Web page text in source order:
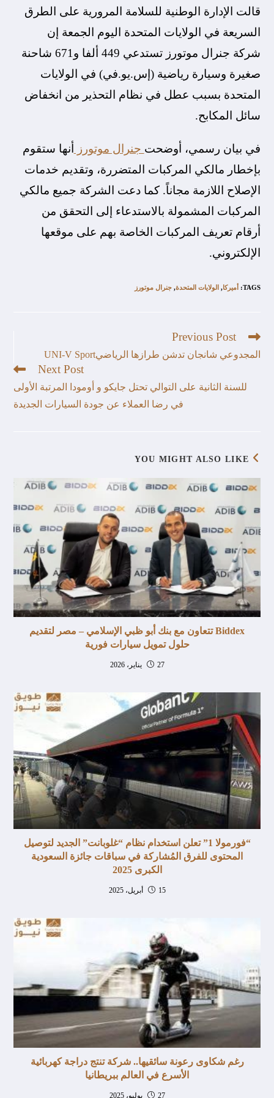
قالت الإدارة الوطنية للسلامة المرورية على الطرق
السريعة في الولايات المتحدة اليوم الجمعة إن
شركة جنرال موتورز تستدعي 449 ألفا و671 شاحنة
صغيرة وسيارة رياضية (إس.يو.في) في الولايات
المتحدة بسبب عطل في نظام التحذير من انخفاض
سائل المكابح.
في بيان رسمي، أوضحت جنرال موتورز أنها ستقوم
بإخطار مالكي المركبات المتضررة، وتقديم خدمات
الإصلاح اللازمة مجاناً. كما دعت الشركة جميع مالكي
المركبات المشمولة بالاستدعاء إلى التحقق من
أرقام تعريف المركبات الخاصة بهم على موقعها
الإلكتروني.
TAGS
:أميركا, الولايات المتحدة, جنرال موتورز
Previous Post
المجدوعي شانجان تدشن طرازها الرياضيUNI-V Sport
Next Post
للسنة الثانية على التوالي تحتل جايكو و أومودا المرتبة الأولى
في رضا العملاء عن جودة السيارات الجديدة
YOU MIGHT ALSO LIKE
Biddex تتعاون مع بنك أبو ظبي الإسلامي – مصر لتقديم
حلول تمويل سيارات فورية
27 يناير، 2026
“فورمولا 1” تعلن استخدام نظام “غلوبانت” الجديد لتوصيل
المحتوى للفرق المُشاركة في سباقات جائزة السعودية
الكبرى 2025
15 أبريل، 2025
رغم شكاوى رعونة سائقيها.. شركة تنتج دراجة كهربائية
الأسرع في العالم ببريطانيا
27 يوليو، 2025